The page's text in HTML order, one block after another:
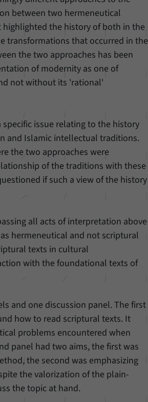
between two hermeneutical
the history of both in the
transformations that occurred in the
the two approaches has been
of modernity as one of
not without its 'rational'
issue relating to the history
and Islamic intellectual traditions.
the two approaches were
of the traditions with these
if such a view of the history
all acts of interpretation above
hermeneutical and not scriptural
texts in cultural
with the foundational texts of
and one discussion panel. The first
how to read scriptural texts. It
problems encountered when
panel had two aims, the first was
the second was emphasizing
the valorization of the plain-
the topic at hand.
der Webseiten-Betreiber dies
können wir speichern, von
oder Suchmaschine Besucher
Aufenthalt von Besuchern auf
speichern.